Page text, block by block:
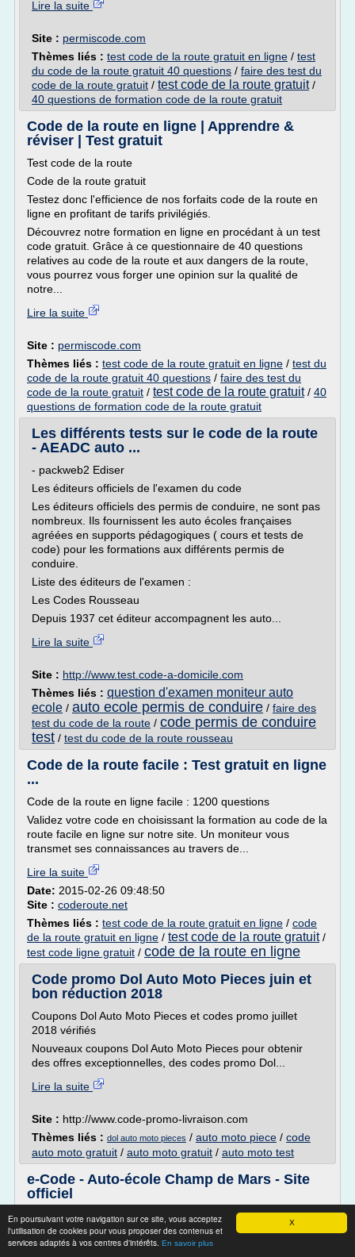
X
En poursuivant votre navigation sur ce site, vous acceptez
l'utilisation de cookies pour vous proposer des contenus et
services adaptés à vos centres d'intérêts. En savoir plus
Lire la suite
Site : permiscode.com
Thèmes liés : test code de la route gratuit en ligne / test
du code de la route gratuit 40 questions / faire des test du
code de la route gratuit / test code de la route gratuit/
40 questions de formation code de la route gratuit
Code de la route en ligne | Apprendre &
réviser | Test gratuit
Test code de la route
Code de la route gratuit
Testez donc l'efficience de nos forfaits code de la route en
ligne en profitant de tarifs privilégiés.
Découvrez notre formation en ligne en procédant à un test
code gratuit. Grâce à ce questionnaire de 40 questions
relatives au code de la route et aux dangers de la route,
vous pourrez vous forger une opinion sur la qualité de
notre...
Lire la suite
Site : permiscode.com
Thèmes liés : test code de la route gratuit en ligne / test du
code de la route gratuit 40 questions / faire des test du
code de la route gratuit / test code de la route gratuit/ 40
questions de formation code de la route gratuit
Les différents tests sur le code de la route
- AEADC auto ...
- packweb2 Ediser
Les éditeurs officiels de l'examen du code
Les éditeurs officiels des permis de conduire, ne sont pas
nombreux. Ils fournissent les auto écoles françaises
agréées en supports pédagogiques ( cours et tests de
code) pour les formations aux différents permis de
conduire.
Liste des éditeurs de l'examen :
Les Codes Rousseau
Depuis 1937 cet éditeur accompagnent les auto...
Lire la suite
Site : http://www.test.code-a-domicile.com
Thèmes liés : question d'examen moniteur auto
ecole / auto ecole permis de conduire / faire des
test du code de la route / code permis de conduire
test / test du code de la route rousseau
Code de la route facile : Test gratuit en ligne
...
Code de la route en ligne facile : 1200 questions
Validez votre code en choisissant la formation au code de la
route facile en ligne sur notre site. Un moniteur vous
transmet ses connaissances au travers de...
Lire la suite
Date: 2015-02-26 09:48:50
Site : coderoute.net
Thèmes liés : test code de la route gratuit en ligne / code
de la route gratuit en ligne / test code de la route gratuit/
test code ligne gratuit / code de la route en ligne
Code promo Dol Auto Moto Pieces juin et
bon réduction 2018
Coupons Dol Auto Moto Pieces et codes promo juillet
2018 vérifiés
Nouveaux coupons Dol Auto Moto Pieces pour obtenir
des offres exceptionnelles, des codes promo Dol...
Lire la suite
Site : http://www.code-promo-livraison.com
Thèmes liés : dol auto moto pieces / auto moto piece / code
auto moto gratuit / auto moto gratuit / auto moto test
e-Code - Auto-école Champ de Mars - Site
officiel
e-code BATEAU
Munissez-vous de vos identifiants personnels pour accéder
aux tests.